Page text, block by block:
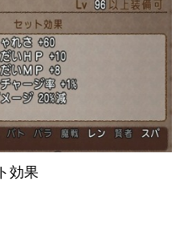
効果